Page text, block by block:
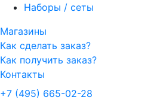
Наборы / сеты
Магазины
Как сделать заказ?
Как получить заказ?
Контакты
+7 (495) 665-02-28